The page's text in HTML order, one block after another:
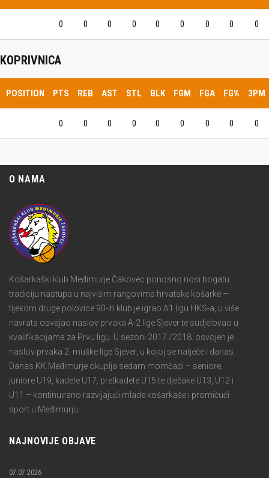
0 0 0 0 0 0 0 0 0
KOPRIVNICA
POSITION PTS REB AST STL BLK FGM FGA FG% 3PM
0 0 0 0 0 0 0 0 0
O NAMA
Košarkaški klub Međimurje Čakovec ponosno nosi bogatu
tradiciju nastupa u najvišim rangovima hrvatske košarke –
tijekom druge polovice 90-ih klub je igrao A1 ligu HKS-a, u više
navrata osvajao naslov prvaka A-2 lige Sjever te sudjelovao u
kvalifikacijama za Prvu ligu. U sezoni 2017./2018. osvojen je
naslov prvaka 2. muške lige Sjever, u kojoj se natječe i danas.
Danas KK Međimurje okuplja sedam momčadi – seniore,
juniore U19, kadete U17, pretkadete U15 te dječake U13, U12 i
U11 – kontinuirano razvijajući mlade košarkaše i promičući
sport u Međimurju.
NAJNOVIJE OBJAVE
07.07.2026